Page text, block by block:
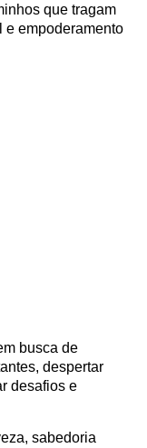
que tragam
e empoderamento
busca de
despertar
desafios e
sabedoria